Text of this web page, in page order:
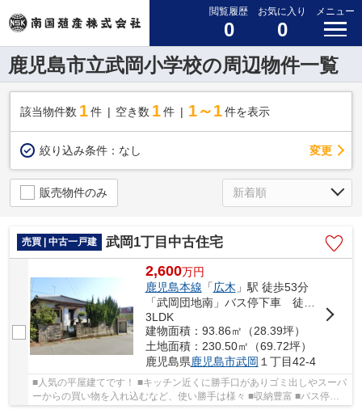
閲覧履歴
0
お気に入り
0
メニュー
鹿児島市立武岡小学校の周辺物件一覧
該当物件数 1件 空き数 1 件 1～1 件を表示
絞り込み条件： なし 変更
販売物件のみ
売買 | 中古一戸建 武岡1丁目中古住宅
2,600万円
鹿児島本線 「広木 」駅 徒歩53分
「武岡団地南」バス停下車 徒歩1分
3LDK
建物面積：93.86㎡（28.39坪）
土地面積：230.50㎡（69.72坪）
鹿児島県鹿児島市武岡 １丁目42-4
■人気の平屋建てです！ ■キッチン近くに勝手口がありゴミ出しやスーパ
ーからの買い物を入れ込むなど、使い勝手は様々 ■収納豊富 ■バス停ま